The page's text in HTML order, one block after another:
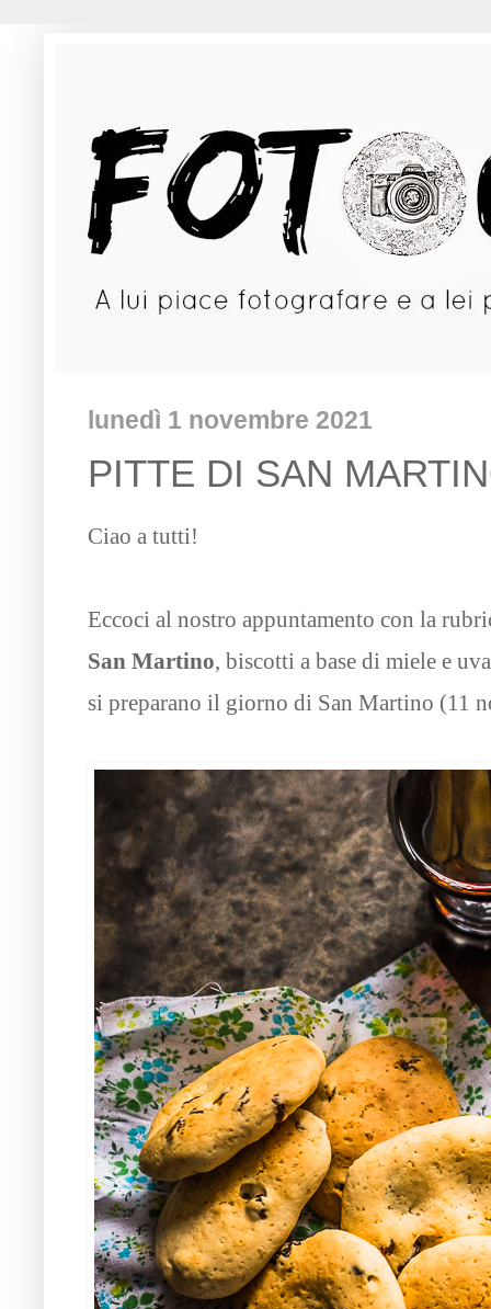
lunedì 1 novembre 2021
PITTE DI SAN
Ciao a tutti!
Eccoci al nostro appuntamento con la
San Martino, biscotti a base di miele e
si preparano il giorno di San Martino (11